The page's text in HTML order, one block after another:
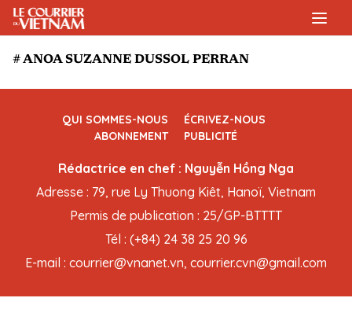
# ANOA SUZANNE DUSSOL PERRAN
QUI SOMMES-NOUS
ÉCRIVEZ-NOUS
ABONNEMENT
PUBLICITÉ
Rédactrice en chef : Nguyễn Hồng Nga
Adresse : 79, rue Ly Thuong Kiêt, Hanoï, Vietnam
Permis de publication : 25/GP-BTTTT
Tél : (+84) 24 38 25 20 96
E-mail : courrier@vnanet.vn, courrier.cvn@gmail.com